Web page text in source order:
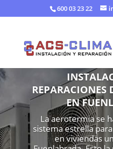
600 03 23 22
REPARACIONES
EN
La aerotermia se
sistema estrella
en viviendas